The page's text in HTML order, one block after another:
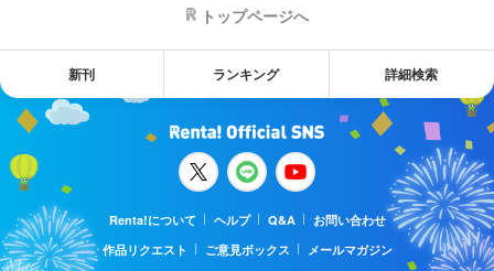
トップページへ
新刊 ランキング 詳細検索
Renta!について ヘルプ Q&A
お問い合わせ
作品リクエスト
ご意見ボックス
メールマガジン